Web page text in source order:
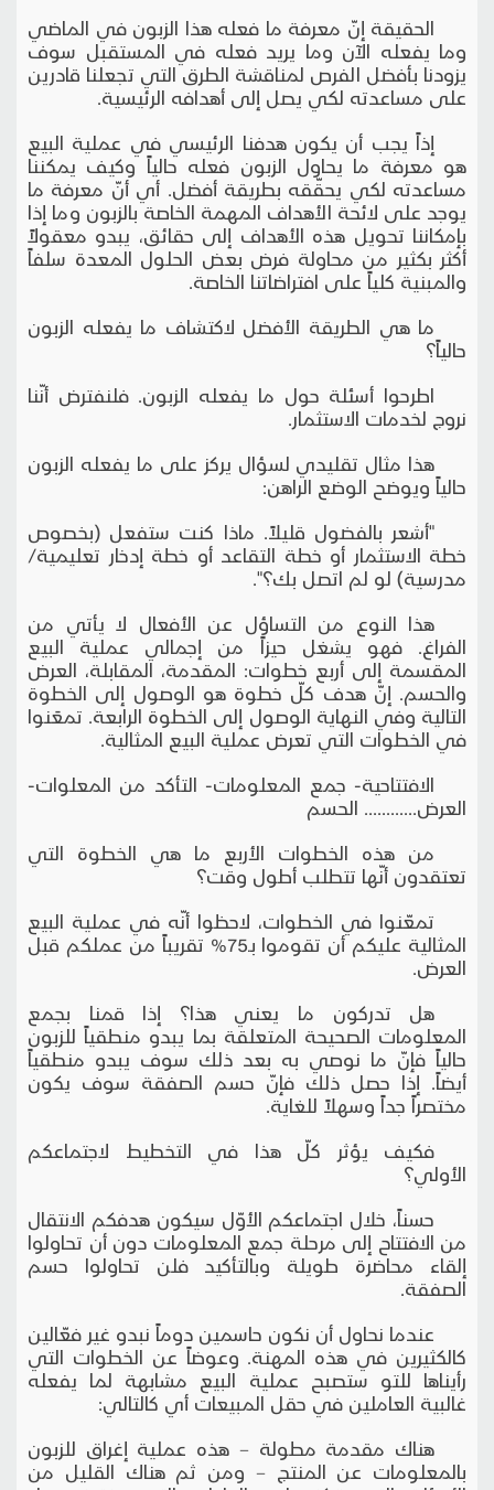
الحقيقة إنّ معرفة ما فعله هذا الزبون في الماضي
وما يفعله الآن وما يريد فعله في المستقبل سوف
يزودنا بأفضل الفرص لمناقشة الطرق التي تجعلنا قادرين
على مساعدته لكي يصل إلى أهدافه الرئيسية.
إذاً يجب أن يكون هدفنا الرئيسي في عملية البيع
هو معرفة ما يحاول الزبون فعله حالياً وكيف يمكننا
مساعدته لكي يحقّقه بطريقة أفضل. أي أنّ معرفة ما
يوجد على لائحة الأهداف المهمة الخاصة بالزبون وما إذا
بإمكاننا تحويل هذه الأهداف إلى حقائق، يبدو معقولاً
أكثر بكثير من محاولة فرض بعض الحلول المعدة سلفاً
والمبنية كلياً على افتراضاتنا الخاصة.
ما هي الطريقة الأفضل لاكتشاف ما يفعله الزبون
حالياً؟
اطرحوا أسئلة حول ما يفعله الزبون. فلنفترض أنّنا
نروج لخدمات الاستثمار.
هذا مثال تقليدي لسؤال يركز على ما يفعله الزبون
حالياً ويوضح الوضع الراهن:
"أشعر بالفضول قليلاً. ماذا كنت ستفعل (بخصوص
خطة الاستثمار أو خطة التقاعد أو خطة إدخار تعليمية/
مدرسية) لو لم اتصل بك؟".
هذا النوع من التساؤل عن الأفعال لا يأتي من
الفراغ. فهو يشغل حيزاً من إجمالي عملية البيع
المقسمة إلى أربع خطوات: المقدمة، المقابلة، العرض
والحسم. إنّ هدف كلّ خطوة هو الوصول إلى الخطوة
التالية وفي النهاية الوصول إلى الخطوة الرابعة. تمعَنوا
في الخطوات التي تعرض عملية البيع المثالية.
الافتتاحية- جمع المعلومات- التأكد من المعلوات-
العرض............ الحسم
من هذه الخطوات الأربع ما هي الخطوة التي
تعتقدون أنّها تتطلب أطول وقت؟
تمعّنوا في الخطوات، لاحظوا أنّه في عملية البيع
المثالية عليكم أن تقوموا بـ75% تقريباً من عملكم قبل
العرض.
هل تدركون ما يعني هذا؟ إذا قمنا بجمع
المعلومات الصحيحة المتعلقة بما يبدو منطقياً للزبون
حالياً فإنّ ما نوصي به بعد ذلك سوف يبدو منطقياً
أيضاً. إذا حصل ذلك فإنّ حسم الصفقة سوف يكون
مختصراً جداً وسهلاً للغاية.
فكيف يؤثر كلّ هذا في التخطيط لاجتماعكم
الأولي؟
حسناً، خلال اجتماعكم الأوّل سيكون هدفكم الانتقال
من الافتتاح إلى مرحلة جمع المعلومات دون أن تحاولوا
إلقاء محاضرة طويلة وبالتأكيد فلن تحاولوا حسم
الصفقة.
عندما نحاول أن نكون حاسمين دوماً نبدو غير فعّالين
كالكثيرين في هذه المهنة. وعوضاً عن الخطوات التي
رأيناها للتو ستصبح عملية البيع مشابهة لما يفعله
غالبية العاملين في حقل المبيعات أي كالتالي:
هناك مقدمة مطولة – هذه عملية إغراق للزبون
بالمعلومات عن المنتج – ومن ثم هناك القليل من